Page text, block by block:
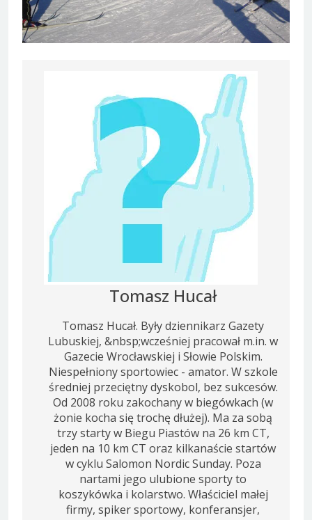
Tomasz Hucał
Tomasz Hucał. Były dziennikarz Gazety
Lubuskiej, &nbsp;wcześniej pracował m.in. w
Gazecie Wrocławskiej i Słowie Polskim.
Niespełniony sportowiec - amator. W szkole
średniej przeciętny dyskobol, bez sukcesów.
Od 2008 roku zakochany w biegówkach (w
żonie kocha się trochę dłużej). Ma za sobą
trzy starty w Biegu Piastów na 26 km CT,
jeden na 10 km CT oraz kilkanaście startów
w cyklu Salomon Nordic Sunday. Poza
nartami jego ulubione sporty to
koszykówka i kolarstwo. Właściciel małej
firmy, spiker sportowy, konferansjer,